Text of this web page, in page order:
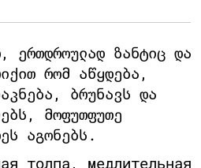
ერთდროულად ზანტიც და
რომ აწყდება,
ბრუნავს და
მოფუთფუთე
აგონებს.
толпа, медлительная